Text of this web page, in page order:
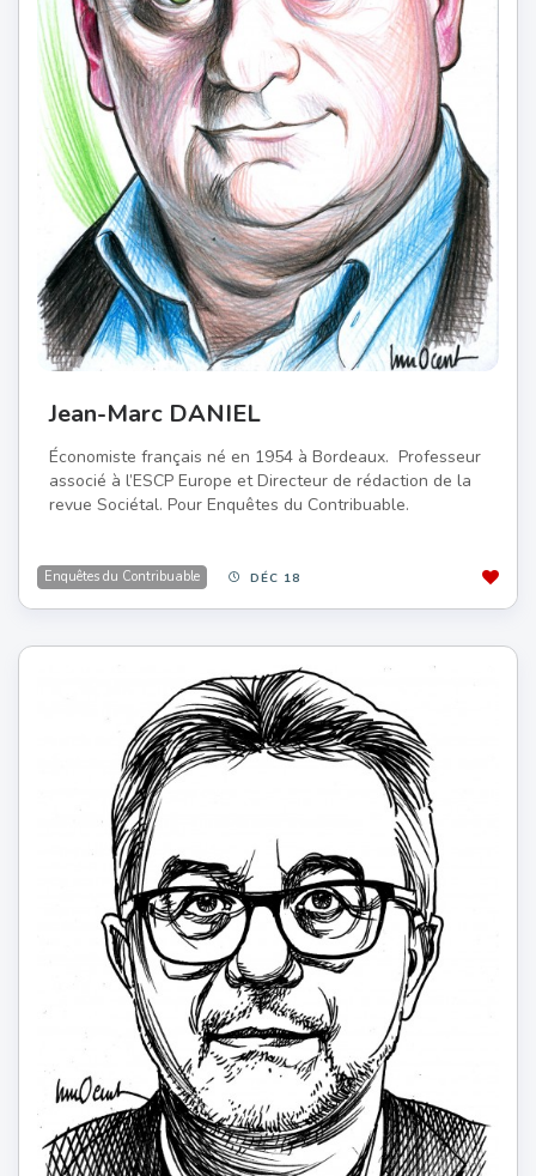
Jean-Marc DANIEL
Économiste français né en 1954 à Bordeaux. Professeur
associé à l’ESCP Europe et Directeur de rédaction de la
revue Sociétal. Pour Enquêtes du Contribuable.
Enquêtes du Contribuable DÉC 18